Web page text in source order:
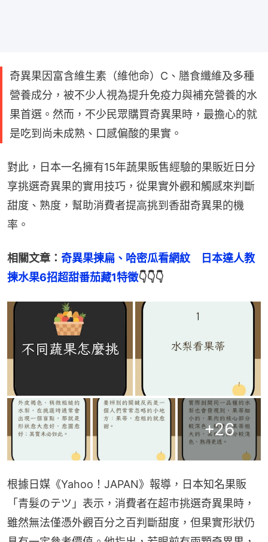
奇異果因富含維生素（維他命）C、膳食纖維及多種
營養成分，被不少人視為提升免疫力與補充營養的水
果首選。然而，不少民眾購買奇異果時，最擔心的就
是吃到尚未成熟、口感偏酸的果實。
對此，日本一名擁有15年蔬果販售經驗的果販近日分
享挑選奇異果的實用技巧，從果實外觀和觸感來判斷
甜度、熟度，幫助消費者提高挑到香甜奇異果的機
率。
相關文章： 奇異果揀扁、哈密瓜看網紋　日本達人教
揀水果6招超甜番茄藏1特徵👇👇👇
+26
根據日媒《Yahoo！JAPAN》報導，日本知名果販
「青髮のテツ」表示，消費者在超市挑選奇異果時，
雖然無法僅憑外觀百分之百判斷甜度，但果實形狀仍